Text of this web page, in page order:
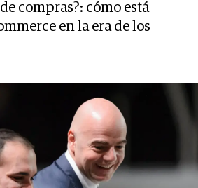
compras?: cómo está
en la era de los